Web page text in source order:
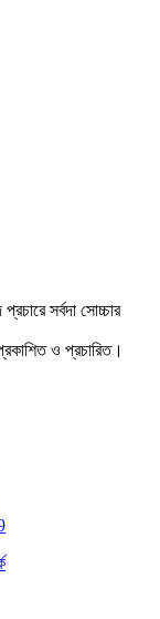
সর্বদা সোচ্চার
ও প্রচারিত।